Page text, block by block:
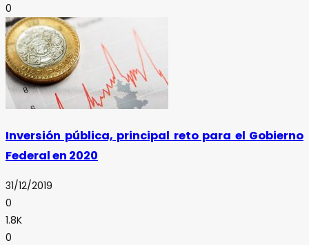
0
Inversión pública, principal reto para el Gobierno
Federal en 2020
31/12/2019
0
1.8K
0